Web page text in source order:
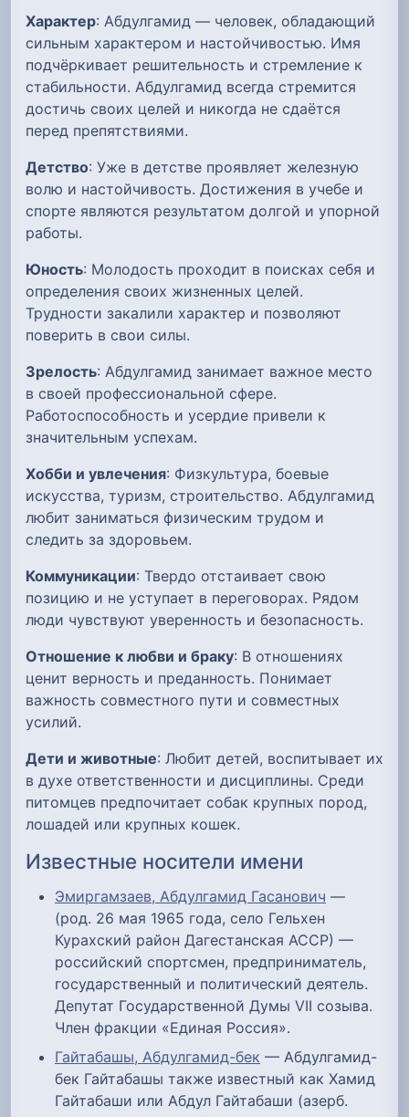
Характер: Абдулгамид — человек, обладающий
сильным характером и настойчивостью. Имя
подчёркивает решительность и стремление к
стабильности. Абдулгамид всегда стремится
достичь своих целей и никогда не сдаётся
перед препятствиями.
Детство: Уже в детстве проявляет железную
волю и настойчивость. Достижения в учебе и
спорте являются результатом долгой и упорной
работы.
Юность: Молодость проходит в поисках себя и
определения своих жизненных целей.
Трудности закалили характер и позволяют
поверить в свои силы.
Зрелость: Абдулгамид занимает важное место
в своей профессиональной сфере.
Работоспособность и усердие привели к
значительным успехам.
Хобби и увлечения: Физкультура, боевые
искусства, туризм, строительство. Абдулгамид
любит заниматься физическим трудом и
следить за здоровьем.
Коммуникации: Твердо отстаивает свою
позицию и не уступает в переговорах. Рядом
люди чувствуют уверенность и безопасность.
Отношение к любви и браку: В отношениях
ценит верность и преданность. Понимает
важность совместного пути и совместных
усилий.
Дети и животные: Любит детей, воспитывает их
в духе ответственности и дисциплины. Среди
питомцев предпочитает собак крупных пород,
лошадей или крупных кошек.
Известные носители имени
Эмиргамзаев, Абдулгамид Гасанович —
(род. 26 мая 1965 года, село Гельхен
Курахский район Дагестанская АССР) —
российский спортсмен, предприниматель,
государственный и политический деятель.
Депутат Государственной Думы VII созыва.
Член фракции «Единая Россия».
Гайтабашы, Абдулгамид-бек — Абдулгамид-
бек Гайтабашы также известный как Хамид
Гайтабаши или Абдул Гайтабаши (азерб.